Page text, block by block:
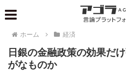
ホーム 経済
日銀の金融政策の効果だ
がなものか